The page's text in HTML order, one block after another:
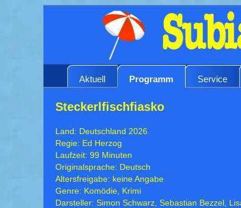
Aktuell Programm Service
Steckerlfischfiasko
Land: Deutschland 2026
Regie: Ed Herzog
Laufzeit: 99 Minuten
Originalsprache: Deutsch
Altersfreigabe: keine Angabe
Genre: Komödie, Krimi
Darsteller: Simon Schwarz, Sebastian Bezzel,